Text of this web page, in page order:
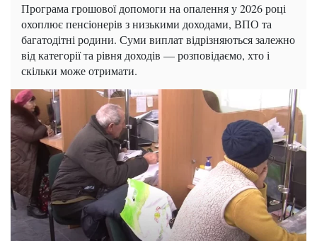
Програма грошової допомоги на опалення у 2026 році
охоплює пенсіонерів з низькими доходами, ВПО та
багатодітні родини. Суми виплат відрізняються залежно
від категорії та рівня доходів — розповідаємо, хто і
скільки може отримати.